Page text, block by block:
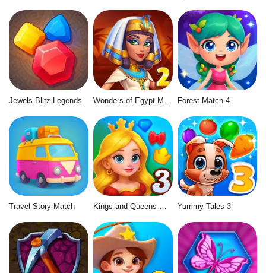
Jewels Blitz Legends Forest Match 4
Travel Story Match Yummy Tales 3